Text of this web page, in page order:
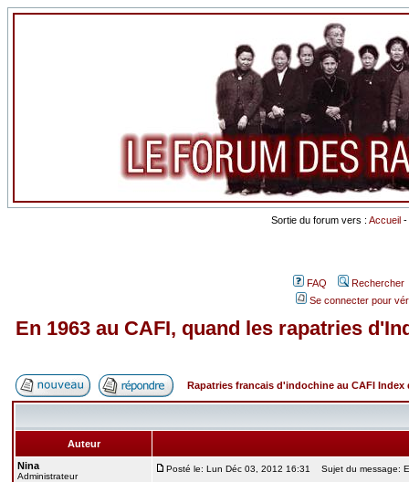
Sortie du forum vers : Accueil -
FAQ
Rechercher
Se connecter pour
En 1963 au CAFI, quand les rapatries
Rapatries francais d'indochine au CAFI Index
Auteur
Nina
Administrateur
Posté le: Lun Déc 03, 2012 16:31 Sujet du message: